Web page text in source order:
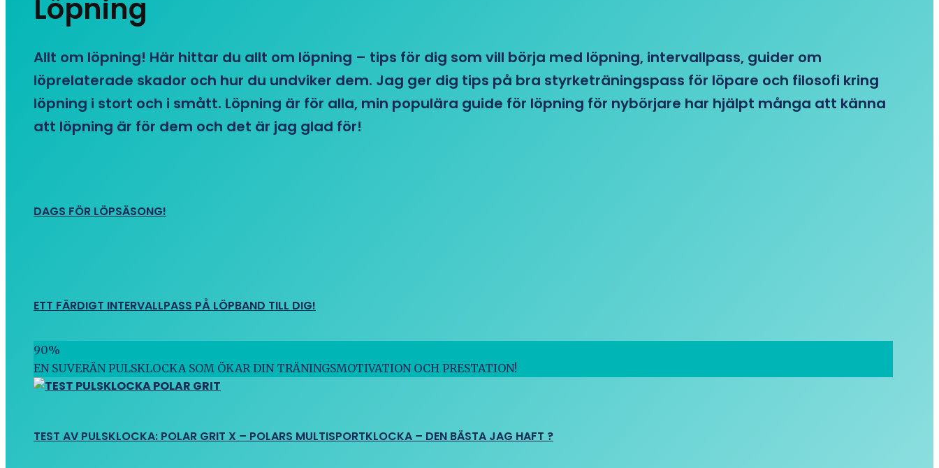
Löpning
Allt om löpning! Här hittar du allt om löpning – tips för dig som vill börja med löpning, intervallpass, guider om
löprelaterade skador och hur du undviker dem. Jag ger dig tips på bra styrketräningspass för löpare och filosofi kring
löpning i stort och i smått. Löpning är för alla, min populära guide för löpning för nybörjare har hjälpt många att känna
att löpning är för dem och det är jag glad för!
DAGS FÖR LÖPSÄSONG!
ETT FÄRDIGT INTERVALLPASS PÅ LÖPBAND TILL DIG!
90%
EN SUVERÄN PULSKLOCKA SOM ÖKAR DIN TRÄNINGSMOTIVATION OCH PRESTATION!
TEST AV PULSKLOCKA: POLAR GRIT X – POLARS MULTISPORTKLOCKA – DEN BÄSTA JAG HAFT ?